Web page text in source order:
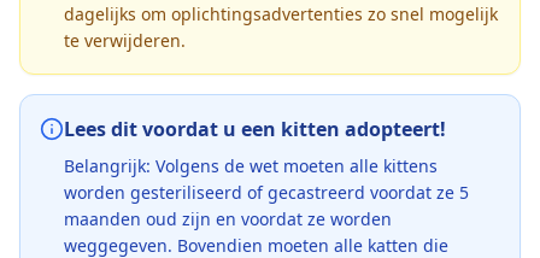
dagelijks om oplichtingsadvertenties zo snel mogelijk
te verwijderen.
Lees dit voordat u een kitten adopteert!
Belangrijk: Volgens de wet moeten alle kittens
worden gesteriliseerd of gecastreerd voordat ze 5
maanden oud zijn en voordat ze worden
weggegeven. Bovendien moeten alle katten die